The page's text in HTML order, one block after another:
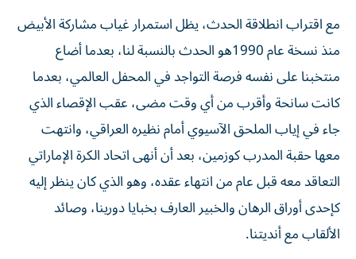
مع اقتراب انطلاقة الحدث، يظل استمرار غياب مشاركة الأبيض
منذ نسخة عام 1990هو الحدث بالنسبة لنا، بعدما أضاع
منتخبنا على نفسه فرصة التواجد في المحفل العالمي، بعدما
كانت سانحة وأقرب من أي وقت مضى، عقب الإقصاء الذي
جاء في إياب الملحق الآسيوي أمام نظيره العراقي، وانتهت
معها حقبة المدرب كوزمين، بعد أن أنهى اتحاد الكرة الإماراتي
التعاقد معه قبل عام من انتهاء عقده، وهو الذي كان ينظر إليه
كإحدى أوراق الرهان والخبير العارف بخبايا دورينا، وصائد
الألقاب مع أنديتنا.